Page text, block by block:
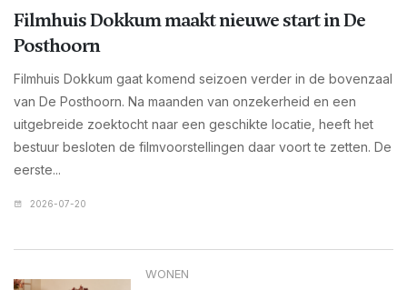
Filmhuis Dokkum maakt nieuwe start in De
Posthoorn
Filmhuis Dokkum gaat komend seizoen verder in de bovenzaal
van De Posthoorn. Na maanden van onzekerheid en een
uitgebreide zoektocht naar een geschikte locatie, heeft het
bestuur besloten de filmvoorstellingen daar voort te zetten. De
eerste...
2026-07-20
WONEN